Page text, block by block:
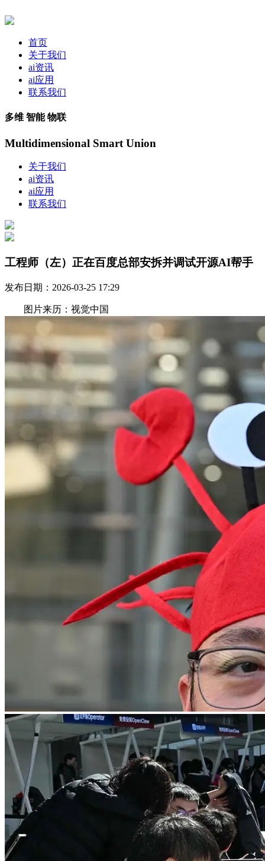
首页
关于我们
ai资讯
ai应用
联系我们
多维 智能 物联
Multidimensional Smart Union
关于我们
ai资讯
ai应用
联系我们
工程师（左）正在百度总部安拆并调试开源AI帮手
发布日期：2026-03-25 17:29
图片来历：视觉中国